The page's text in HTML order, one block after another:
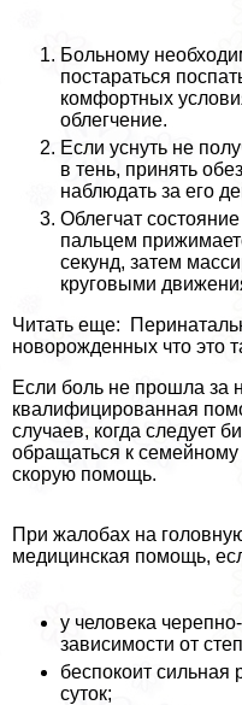
Больному
постараться
комфортных
облегчение.
Если уснуть не
в тень, принять
наблюдать за его
Облегчат
пальцем
секунд, затем
круговыми
Читать еще:
новорожденных что это
Если боль не прошла за
квалифицированная
случаев, когда следует
обращаться к
скорую помощь.
При жалобах на
медицинская помощь,
у человека
зависимости от
беспокоит сильная
суток;